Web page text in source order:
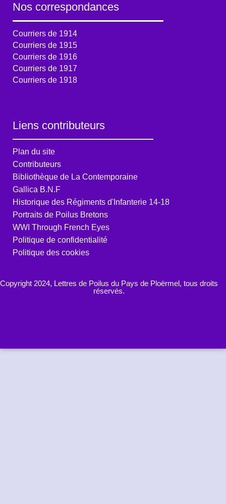
Nos correspondances
Courriers de 1914
Courriers de 1915
Courriers de 1916
Courriers de 1917
Courriers de 1918
Liens contributeurs
Plan du site
Contributeurs
Bibliothèque de La Contemporaine
Gallica B.N.F
Historique des Régiments d'Infanterie 14-18
Portraits de Poilus Bretons
WWI Through French Eyes
Politique de confidentialité
Politique des cookies
Copyright 2024, Lettres de Poilus du Pays de Ploërmel, tous droits
réservés.